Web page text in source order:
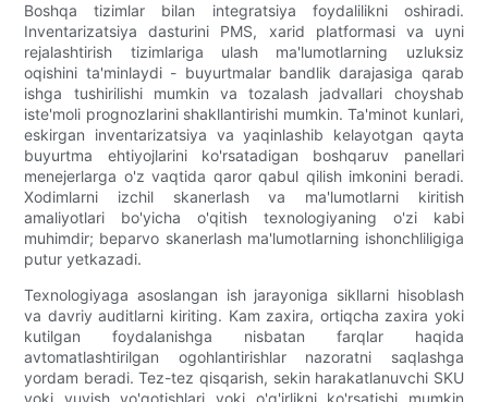
Boshqa tizimlar bilan integratsiya foydalilikni oshiradi.
Inventarizatsiya dasturini PMS, xarid platformasi va uyni
rejalashtirish tizimlariga ulash ma'lumotlarning uzluksiz
oqishini ta'minlaydi - buyurtmalar bandlik darajasiga qarab
ishga tushirilishi mumkin va tozalash jadvallari choyshab
iste'moli prognozlarini shakllantirishi mumkin. Ta'minot kunlari,
eskirgan inventarizatsiya va yaqinlashib kelayotgan qayta
buyurtma ehtiyojlarini ko'rsatadigan boshqaruv panellari
menejerlarga o'z vaqtida qaror qabul qilish imkonini beradi.
Xodimlarni izchil skanerlash va ma'lumotlarni kiritish
amaliyotlari bo'yicha o'qitish texnologiyaning o'zi kabi
muhimdir; beparvo skanerlash ma'lumotlarning ishonchliligiga
putur yetkazadi.
Texnologiyaga asoslangan ish jarayoniga sikllarni hisoblash
va davriy auditlarni kiriting. Kam zaxira, ortiqcha zaxira yoki
kutilgan foydalanishga nisbatan farqlar haqida
avtomatlashtirilgan ogohlantirishlar nazoratni saqlashga
yordam beradi. Tez-tez qisqarish, sekin harakatlanuvchi SKU